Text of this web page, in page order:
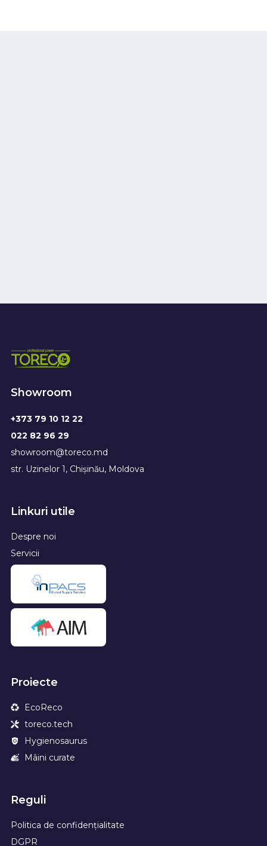
Showroom
+373 79 10 12 22
022 82 96 29
showroom@toreco.md
str. Uzinelor 1, Chișinău, Moldova
Linkuri utile
Despre noi
Servicii
Proiecte
EcoReco
toreco.tech
Hygienosaurus
Mâini curate
Reguli
Politica de confidențialitate
DGPR